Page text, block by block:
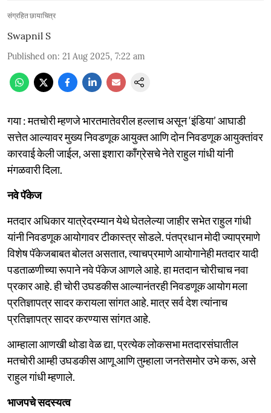
संग्रहित छायाचित्र
Swapnil S
Published on: 21 Aug 2025, 7:22 am
गया : मतचोरी म्हणजे भारतमातेवरील हल्लाच असून ‘इंडिया’ आघाडी
सत्तेत आल्यावर मुख्य निवडणूक आयुक्त आणि दोन निवडणूक आयुक्तांवर
कारवाई केली जाईल, असा इशारा काँग्रेसचे नेते राहुल गांधी यांनी
मंगळवारी दिला.
नवे पॅकेज
मतदार अधिकार यात्रेदरम्यान येथे घेतलेल्या जाहीर सभेत राहुल गांधी
यांनी निवडणूक आयोगावर टीकास्त्र सोडले. पंतप्रधान मोदी ज्याप्रमाणे
विशेष पॅकेजबाबत बोलत असतात, त्याचप्रमाणे आयोगानेही मतदार यादी
पडताळणीच्या रूपाने नवे पॅकेज आणले आहे. हा मतदान चोरीचाच नवा
प्रकार आहे. ही चोरी उघडकीस आल्यानंतरही निवडणूक आयोग मला
प्रतिज्ञापत्र सादर करायला सांगत आहे. मात्र सर्व देश त्यांनाच
प्रतिज्ञापत्र सादर करण्यास सांगत आहे.
आम्हाला आणखी थोडा वेळ द्या, प्रत्येक लोकसभा मतदारसंघातील
मतचोरी आम्ही उघडकीस आणू आणि तुम्हाला जनतेसमोर उभे करू, असे
राहुल गांधी म्हणाले.
भाजपचे सदस्यत्व